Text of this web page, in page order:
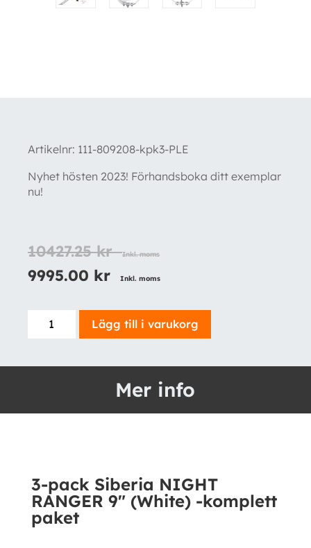
Artikelnr: 111-809208-kpk3-PLE
Nyhet hösten 2023! Förhandsboka ditt exemplar
nu!
10427.25kr Inkl. moms
9995.00 kr Inkl. moms
9"
paket
mängd
Lägg till i varukorg
Mer info
3-pack Siberia NIGHT
RANGER 9″ (White) -komplett
paket